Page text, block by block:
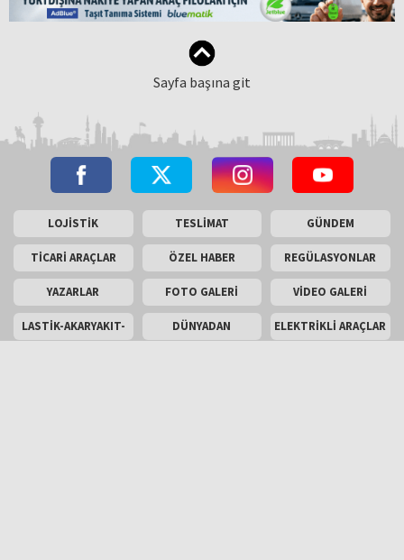
Sayfa başına git
LOJİSTİK TESLİMAT GÜNDEM
TİCARİ ARAÇLAR ÖZEL HABER REGÜLASYONLAR
YAZARLAR FOTO GALERİ VİDEO GALERİ
LASTİK-AKARYAKIT-
DÜNYADAN ELEKTRİKLİ ARAÇLAR